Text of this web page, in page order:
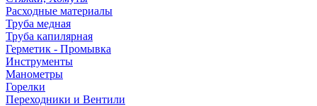
Расходные материалы
Труба медная
Труба капилярная
Герметик - Промывка
Инструменты
Манометры
Горелки
Переходники и Вентили